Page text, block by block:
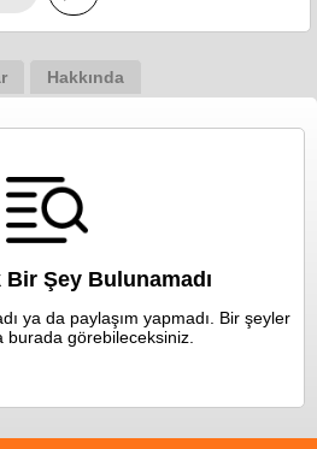
Hakkında
Şey Bulunamadı
ya da paylaşım yapmadı. Bir şeyler
burada görebileceksiniz.